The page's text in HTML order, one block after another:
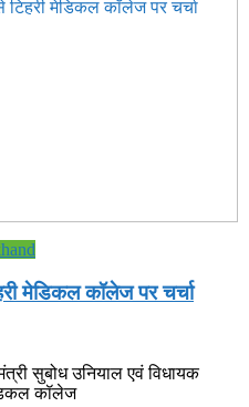
मेडिकल कॉलेज पर चर्चा
सुबोध उनियाल एवं विधायक
कॉलेज